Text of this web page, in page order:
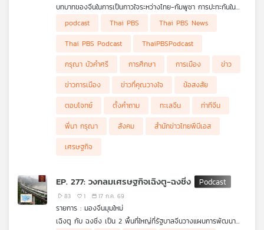
บทบาทของจีนในการเป็นกาวใจระหว่างไทย-กัมพูชา การปะทะกันใน
ทรงฤทธิ์ โพนเงิน ผู้เชี่ยวชาญกลุ่มประเทศลุ่มน้ำโขง
podcast Thai PBS
Thai PBS News
Thai PBS Podcast
ThaiPBSPodcast
กรุณา บัวคำศรี
การศึกษา การเมือง
ข่าว
ข่าวการเมือง
ข่าวที่คุณวางใจ
ข้อสงสัย
ตอบโจทย์
ตั้งคำถาม ทะเลจีน
ท่าทีจีน
พี่นา กรุณา
สังคม
สำนักข่าวไทยพีบีเอส
เศรษฐกิจ
EP. 277: วงกลมเศรษฐกิจเฉิงตู-ฉงชิ่ง
83 1 17 ก.ค. 69
รายการ : มองจีนมุมใหม่
เฉิงตู กับ ฉงชิ่ง เป็น 2 พื้นที่ใหญ่ที่รัฐบาลจีนวางแผนการพัฒนา